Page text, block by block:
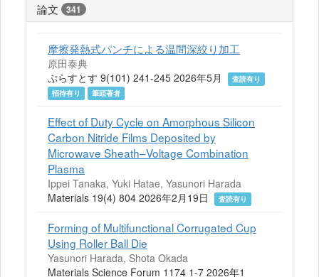
論文 341
摩擦発熱式パンチによる温間深絞り加工
原田泰典
ぷらすとす 9(101) 241-245 2026年5月
査読有り
招待有り
筆頭著者
Effect of Duty Cycle on Amorphous Silicon
Carbon Nitride Films Deposited by
Microwave Sheath–Voltage Combination
Plasma
Ippei Tanaka, Yuki Hatae, Yasunori Harada
Materials 19(4) 804 2026年2月19日
査読有り
Forming of Multifunctional Corrugated Cup
Using Roller Ball Die
Yasunori Harada, Shota Okada
Materials Science Forum 1174 1-7 2026年1